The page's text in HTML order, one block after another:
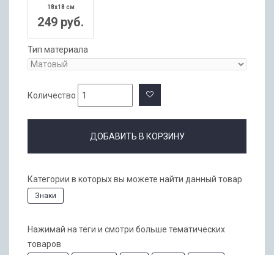
18x18 см
249 руб.
Тип материала
Количество
ДОБАВИТЬ В КОРЗИНУ
Категории в которых вы можете найти данный товар
Знаки
Нажимай на теги и смотри больше тематических
товаров